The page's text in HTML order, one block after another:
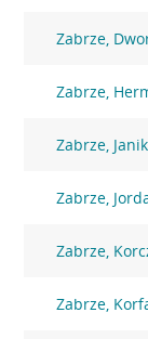
Zabrze,
Zabrze,
Zabrze,
Zabrze,
Zabrze,
Zabrze,